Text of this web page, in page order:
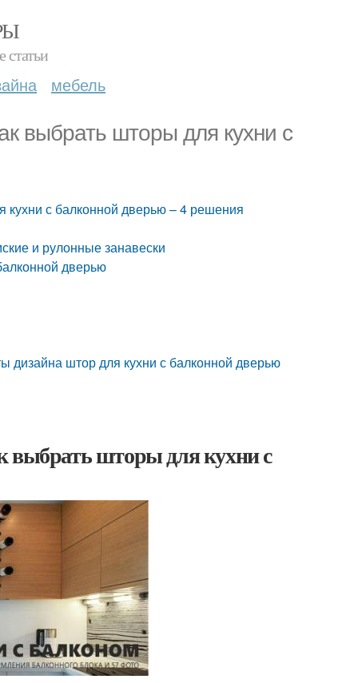
статьи
мебель
выбрать шторы для кухни с
с балконной дверью – 4 решения
и рулонные занавески
дверью
штор для кухни с балконной дверью
шторы для кухни с